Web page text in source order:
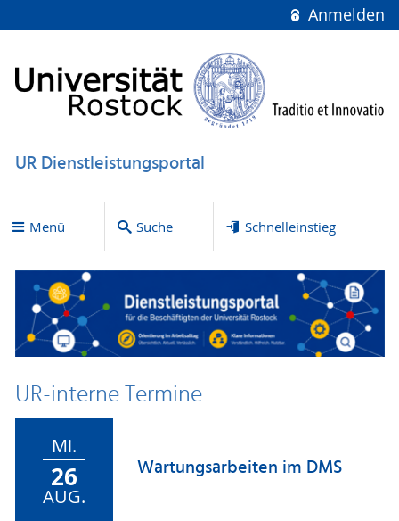
Anmelden
UR Dienstleistungsportal
Menü Suche Schnelleinstieg
UR-interne Termine
Mi.
26
AUG.
Wartungsarbeiten im DMS